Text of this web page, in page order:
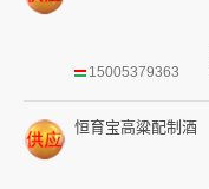
15005379363
恒育宝高粱配制酒